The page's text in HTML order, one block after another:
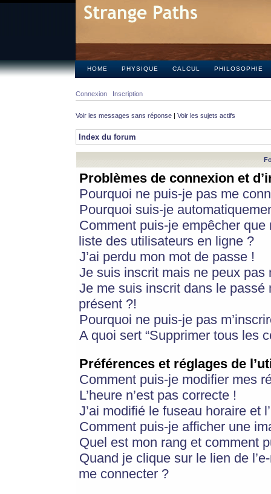
HOME PHYSIQUE CALCUL PHILOSOPHIE
Connexion Inscription
Voir les messages sans réponse | Voir les sujets actifs
Index du forum
Problèmes de connexion et
Pourquoi ne puis-je pas me
Pourquoi suis-je
Comment puis-je empêcher
liste des utilisateurs en ligne ?
J’ai perdu mon mot de passe !
Je suis inscrit mais ne peux pas
Je me suis inscrit dans le
présent ?!
Pourquoi ne puis-je pas
A quoi sert “Supprimer tous les
Préférences et réglages de
Comment puis-je modifier mes
L’heure n’est pas correcte !
J’ai modifié le fuseau horaire et
Comment puis-je afficher une
Quel est mon rang et comment
Quand je clique sur le lien de
me connecter ?